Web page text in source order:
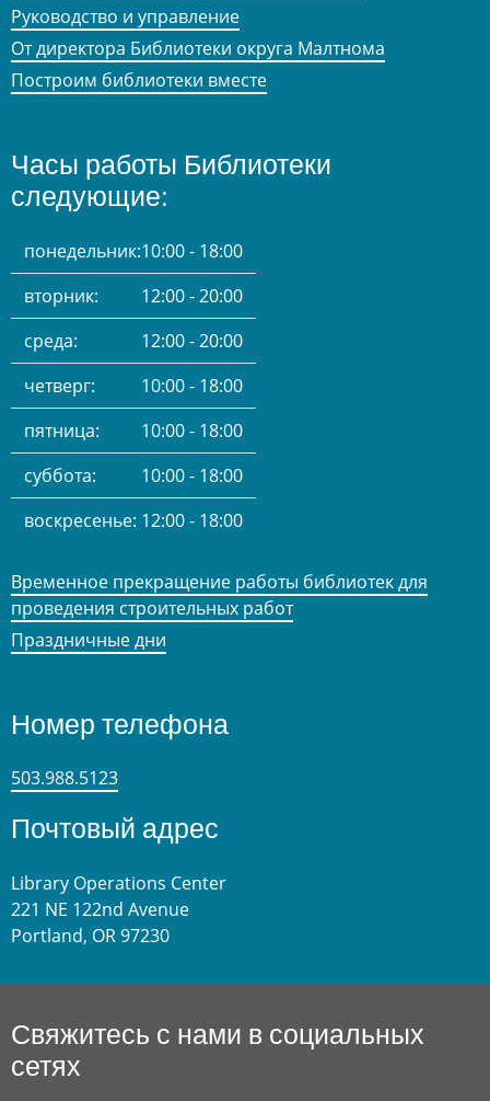
Руководство и управление
От директора Библиотеки округа Малтнома
Построим библиотеки вместе
Часы работы Библиотеки
следующие:
понедельник:10:00 - 18:00
вторник:
12:00 - 20:00
среда:
12:00 - 20:00
четверг:
10:00 - 18:00
пятница:
10:00 - 18:00
суббота:
10:00 - 18:00
воскресенье: 12:00 - 18:00
Временное прекращение работы библиотек для
проведения строительных работ
Праздничные дни
Номер телефона
503.988.5123
Почтовый адрес
Library Operations Center
221 NE 122nd Avenue
Portland, OR 97230
Свяжитесь с нами в социальных
сетях